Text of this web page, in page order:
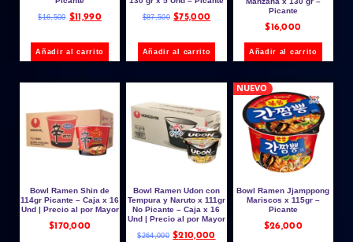
$16,500 $11,990
Añadir al carrito
$87,500 $75,000
Añadir al carrito
Picante
$16,000
Añadir al carrito
Bowl Ramen Shin de
114gr Picante – Caja x 16
Und | Precio al por Mayor
$170,000
Bowl Ramen Udon con
Tempura y Naruto x 111gr
No Picante – Caja x 16
Und | Precio al por Mayor
$264,000 $210,000
NUEVO
Bowl Ramen Jjamppong
Mariscos x 115gr –
Picante
$26,000